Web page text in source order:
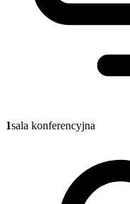
1sala konferencyjna